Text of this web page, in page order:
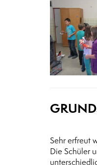
Sehr erfreut
Die Schüler